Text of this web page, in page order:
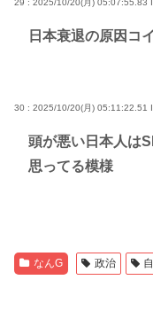
29 : 2025/10/20(月) 05:07:55.83
日本衰退の原因コ
30 : 2025/10/20(月) 05:11:22.51
頭が悪い日本人は
思ってる模様
なんG 政治